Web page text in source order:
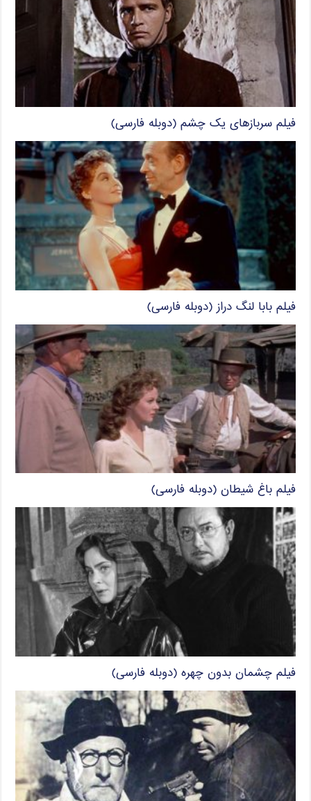
فیلم سربازهای یک چشم (دوبله فارسی)
فیلم بابا لنگ دراز (دوبله فارسی)
فیلم باغ شیطان (دوبله فارسی)
فیلم چشمان بدون چهره (دوبله فارسی)